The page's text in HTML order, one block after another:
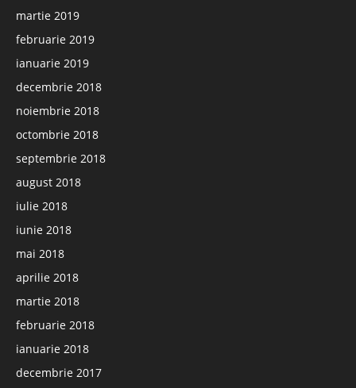
martie 2019
februarie 2019
ianuarie 2019
decembrie 2018
noiembrie 2018
octombrie 2018
septembrie 2018
august 2018
iulie 2018
iunie 2018
mai 2018
aprilie 2018
martie 2018
februarie 2018
ianuarie 2018
decembrie 2017